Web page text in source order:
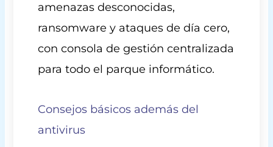
amenazas desconocidas,
ransomware y ataques de día cero,
con consola de gestión centralizada
para todo el parque informático.
Consejos básicos además del
antivirus